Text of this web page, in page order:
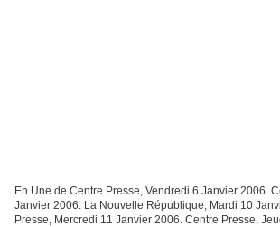
En Une de Centre Presse, Vendredi 6 Janvier 2006.
Janvier 2006. La Nouvelle République, Mardi 10
Presse, Mercredi 11 Janvier 2006. Centre Presse,